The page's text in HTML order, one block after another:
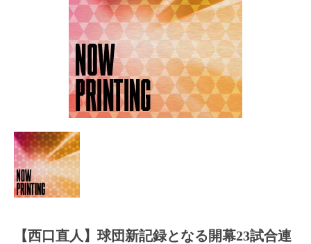
【西口直人】球団新記録となる開幕23試合連